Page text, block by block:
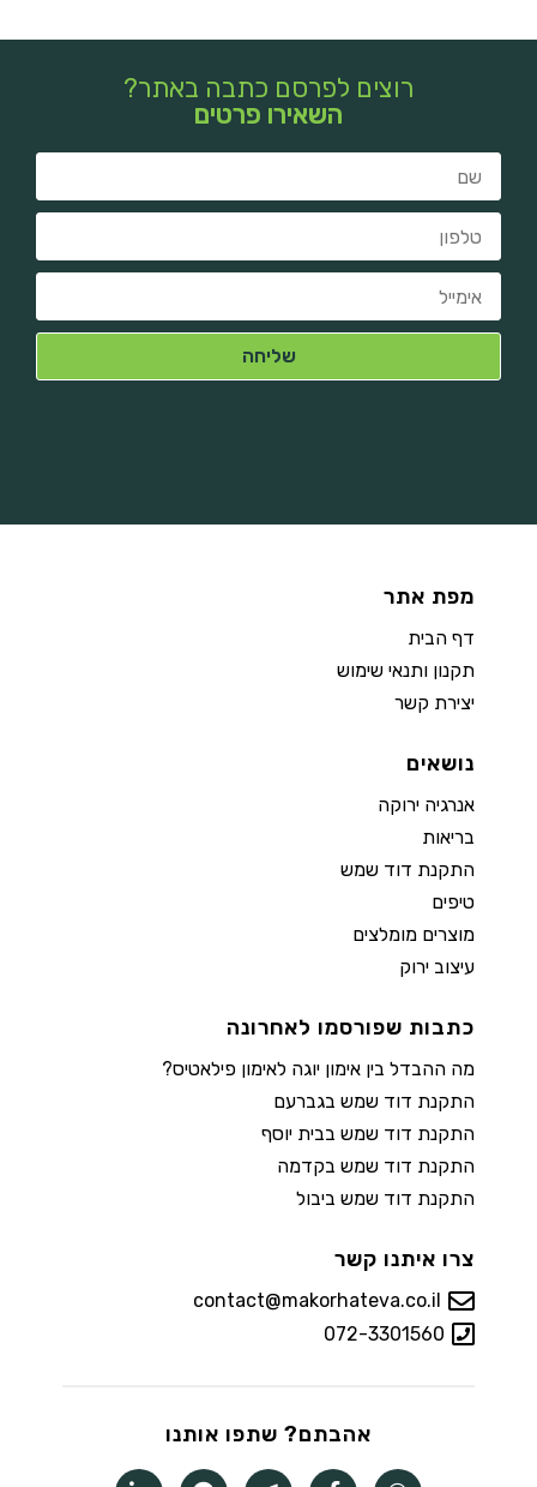
רוצים לפרסם כתבה באתר?
השאירו פרטים
מפת אתר
דף הבית
תקנון ותנאי שימוש
יצירת קשר
נושאים
אנרגיה ירוקה
בריאות
התקנת דוד שמש
טיפים
מוצרים מומלצים
עיצוב ירוק
כתבות שפורסמו לאחרונה
מה ההבדל בין אימון יוגה לאימון פילאטיס?
התקנת דוד שמש בגברעם
התקנת דוד שמש בבית יוסף
התקנת דוד שמש בקדמה
התקנת דוד שמש ביבול
צרו איתנו קשר
contact@makorhateva.co.il
072-3301560
אהבתם? שתפו אותנו